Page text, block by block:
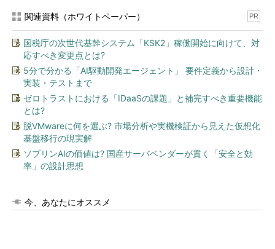
関連資料（ホワイトペーパー） PR
国税庁の次世代基幹システム「KSK2」稼働開始に向けて、対
応すべき変更点とは?
5分で分かる「AI駆動開発エージェント」 要件定義から設計・
実装・テストまで
ゼロトラストにおける「IDaaSの課題」と補完すべき重要機能
とは?
脱VMwareに何を選ぶ? 市場分析や実機検証から見えた仮想化
基盤移行の現実解
ソブリンAIの価値は? 国産サーバベンダーが貫く「安全と効
率」の設計思想
今、あなたにオススメ